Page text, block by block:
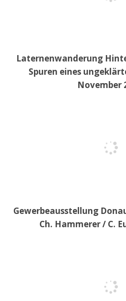
Laternenwanderung
Spuren eines
November
Gewerbeausstellung
Ch. Hammerer / C.